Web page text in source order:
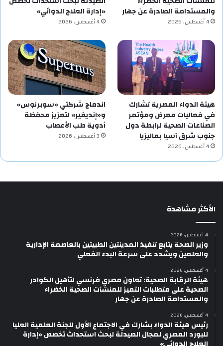
والمستدامة الصادرة عن جهار
4 أغسطس، 2026
«إدارة العلاج الدوائي»
4 أغسطس، 2026
هيئة الدواء المصرية تشارك
في فعاليات معرض ومؤتمر
الصناعات الصحية لرابطة دول
جنوب شرق آسيا بماليزيا
4 أغسطس، 2026
اندماج شركتي «سوبرنوس»
و«إنديفير» لتعزيز محفظة
أدوية طب الأعصاب
3 أغسطس، 2026
الأكثر مشاهدة
4 أغسطس، 2026
وزير الصحة يتابع تنفيذ المدينتين الطبيتين بالعاصمة الإدارية
والعلمين ويشدد على سرعة البدء الفعلي
4 أغسطس، 2026
هيئة الرقابة الصحية: تعاون مصري فرنسي لتأهيل الكوادر
الصحية على متطلبات التميز للمنشآت الصحية الخضراء
والمستدامة الصادرة عن جهار
4 أغسطس، 2026
رئيس هيئة الدواء بشارك في الاجتماع الأول للجنة العلمية العليا
للبورد المصري لمجال الصيدلة لبحث استحداث تخصص «إدارة